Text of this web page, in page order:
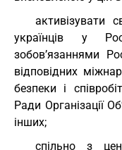
активізувати
українців у
зобов’язаннями
відповідних
безпеки і
Ради Організації
інших;
спільно з